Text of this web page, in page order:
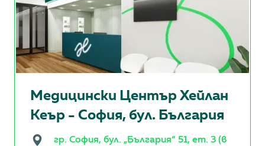
Медицински Център Хейлан
Кеър - София, бул. България
гр. София, бул. „България“ 51, ет. 3 (в